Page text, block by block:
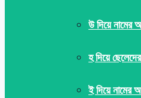
উ দিয়ে নামের
হ দিয়ে
ই দিয়ে নামের